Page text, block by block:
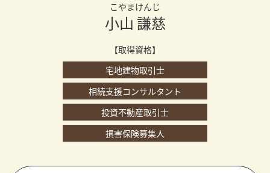
こやまけんじ
小山 謙慈
【取得資格】
宅地建物取引士
相続支援コンサルタント
投資不動産取引士
損害保険募集人